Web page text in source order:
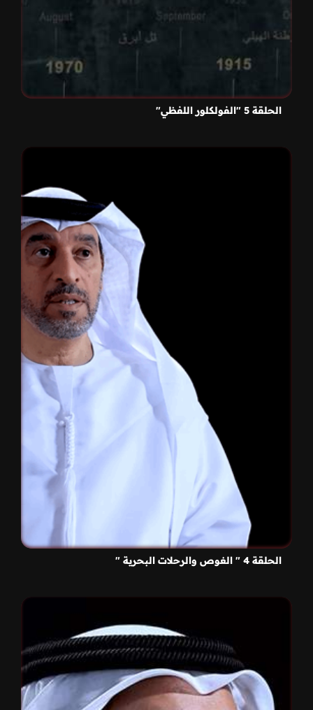
الحلقة 5 "الفولكلور اللفظي"
الحلقة 4 " الغوص والرحلات البحرية "